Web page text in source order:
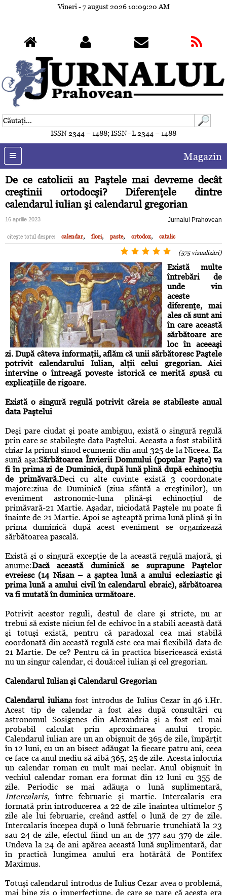
Vineri - 7 august 202610:09:23 AM
ISSN 2344 – 1488; ISSN–L 2344 – 1488
Magazin
De ce catolicii au Paştele mai devreme decât
creştinii ortodocşi? Diferenţele dintre
calendarul iulian şi calendarul gregorian
16 aprilie 2023 Jurnalul Prahovean
citeşte totul despre: calendar, flori, paste, ortodox, catalic
(575 vizualizări)
Există multe
întrebări de
unde vin
aceste
diferenţe, mai
ales că sunt ani
în care această
sărbătoare are
loc în aceeaşi
zi. După câteva informaţii, aflăm că unii sărbătoresc Paştele
potrivit calendarului Iulian, alţii celui gregorian. Aici
intervine o întreagă poveste istorică ce merită spusă cu
explicaţiile de rigoare.
Există o singură regulă potrivit căreia se stabileste anual
data Paştelui
Deşi pare ciudat şi poate ambiguu, există o singură regulă
prin care se stabileşte data Paştelui. Aceasta a fost stabilită
chiar la primul sinod ecumenic din anul 325 de la Niceea. Ea
sună aşa:Sărbătoarea Învierii Domnului (popular Paşte) va
fi în prima zi de Duminică, după lună plină după echinocţiu
de primăvară.Deci cu alte cuvinte există 3 coordonate
majore:ziua de Duminică (ziua sfântă a creştinilor), un
eveniment astronomic-luna plină-şi echinocţiul de
primăvară-21 Martie. Aşadar, niciodată Paştele nu poate fi
înainte de 21 Martie. Apoi se aşteaptă prima lună plină şi în
prima duminică după acest eveniment se organizează
sărbătoarea pascală.
Există şi o singură excepţie de la această regulă majoră, şi
anume:Dacă această duminică se suprapune Paştelor
evreiesc (14 Nisan – a şaptea lună a anului ecleziastic şi
prima lună a anului civil în calendarul ebraic), sărbătoarea
va fi mutată în duminica următoare.
Potrivit acestor reguli, destul de clare şi stricte, nu ar
trebui să existe niciun fel de echivoc în a stabili această dată
şi totuşi există, pentru că paradoxal cea mai stabilă
coordonată din această regulă este cea mai flexibilă-data de
21 Martie. De ce? Pentru că în practica bisericească există
nu un singur calendar, ci două:cel iulian şi cel gregorian.
Calendarul Iulian şi Calendarul Gregorian
Calendarul iuliana fost introdus de Iulius Cezar în 46 î.Hr.
Acest tip de calendar a fost ales după consultări cu
astronomul Sosigenes din Alexandria şi a fost cel mai
probabil calculat prin aproximarea anului tropic.
Calendarul iulian are un an obişnuit de 365 de zile, împărţit
în 12 luni, cu un an bisect adăugat la fiecare patru ani, ceea
ce face ca anul mediu să aibă 365, 25 de zile. Acesta înlocuia
un calendar roman cu mult mai neclar. Anul obişnuit în
vechiul calendar roman era format din 12 luni cu 355 de
zile. Periodic se mai adăuga o lună suplimentară,
Intercalaris, între februarie şi martie. Intercalaris era
formată prin introducerea a 22 de zile înaintea ultimelor 5
zile ale lui februarie, creând astfel o lună de 27 de zile.
Intercalaris începea după o lună februarie trunchiată la 23
sau 24 de zile, efectul fiind un an de 377 sau 379 de zile.
Undeva la 24 de ani apărea această lună suplimentară, dar
în practică lungimea anului era hotărâtă de Pontifex
Maximus.
Totuşi calendarul introdus de Iulius Cezar avea o problemă,
mai bine zis o imperfecţiune, de care se pare că acesta era